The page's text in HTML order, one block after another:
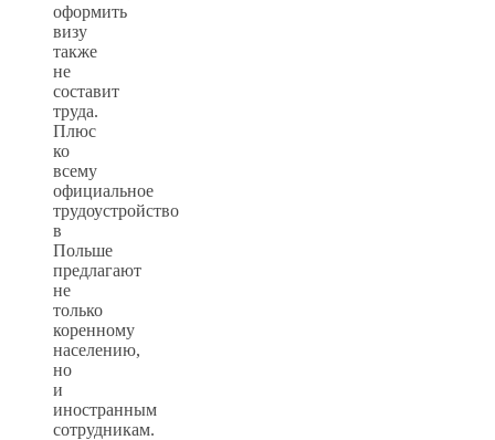
оформить
визу
также
не
составит
труда.
Плюс
ко
всему
официальное
трудоустройство
в
Польше
предлагают
не
только
коренному
населению,
но
и
иностранным
сотрудникам.